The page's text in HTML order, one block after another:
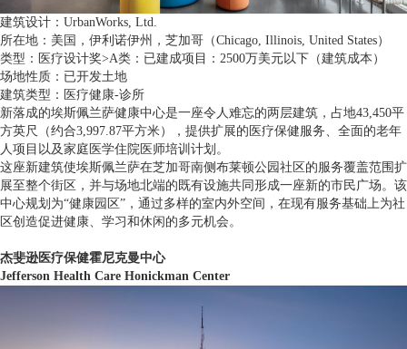
建筑设计：UrbanWorks, Ltd.
所在地：美国，伊利诺伊州，芝加哥（Chicago, Illinois, United States）
类型：医疗设计奖>A类：已建成项目：2500万美元以下（建筑成本）
场地性质：已开发土地
建筑类型：医疗健康-诊所
新落成的埃斯佩兰萨健康中心是一座令人难忘的两层建筑，占地43,450平
方英尺（约合3,997.87平方米），提供扩展的医疗保健服务、全面的老年
人项目以及家庭医学住院医师培训计划。
这座新建筑使埃斯佩兰萨在芝加哥南侧布莱顿公园社区的服务覆盖范围扩
展至整个街区，并与场地北端的既有设施共同形成一座新的市民广场。该
中心规划为“健康园区”，通过多样的室内外空间，在现有服务基础上为社
区创造促进健康、学习和休闲的多元机会。
杰斐逊医疗保健霍尼克曼中心
Jefferson Health Care Honickman Center